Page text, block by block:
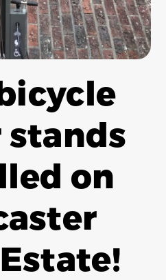
stands
on